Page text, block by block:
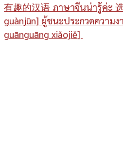
有趣的汉语 ภาษาจีนน่ารู้ค่ะ
guànjūn] ผู้ชนะประกวดความ
guānguāng xiǎojiě]